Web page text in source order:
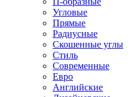
Угловые
Прямые
Радиусные
Скошенные углы
Стиль
Современные
Евро
Английские